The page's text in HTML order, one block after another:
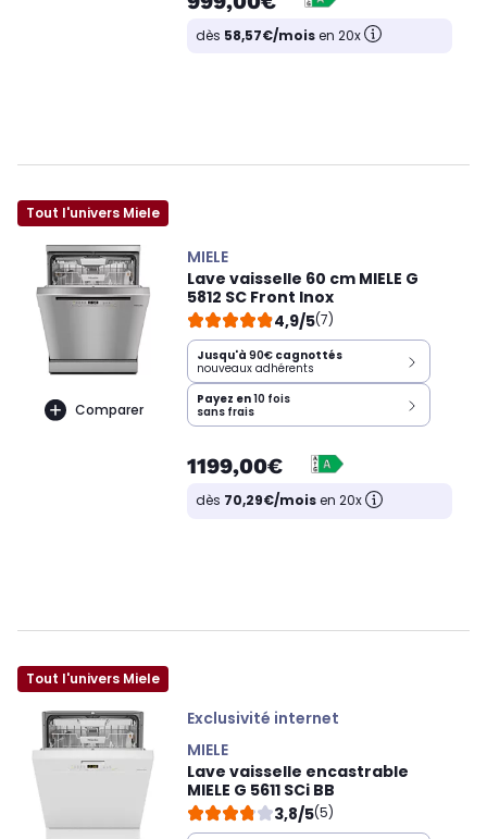
dès 58,57€/moisen 20x
Tout l'univers Miele
Comparer
MIELE
Lave vaisselle 60 cm MIELE G
5812 SC Front Inox
4,9/5(7)
Jusqu'à 90€ cagnottés
nouveaux adhérents
Payez en10 fois
sans frais
1199,00€
dès 70,29€/moisen 20x
Tout l'univers Miele
Exclusivité internet
MIELE
Lave vaisselle encastrable
MIELE G 5611 SCi BB
3,8/5(5)